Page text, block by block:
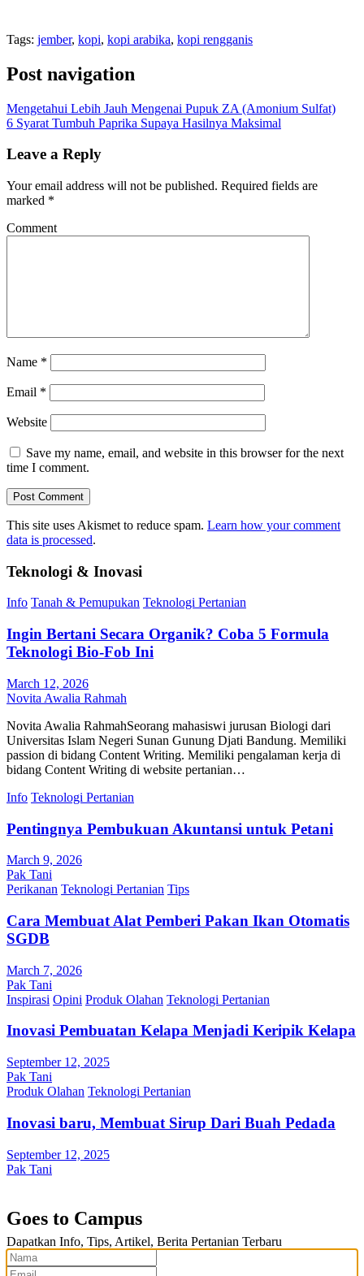
Tags: jember, kopi, kopi arabika, kopi rengganis
Post navigation
Mengetahui Lebih Jauh Mengenai Pupuk ZA (Amonium Sulfat)
6 Syarat Tumbuh Paprika Supaya Hasilnya Maksimal
Leave a Reply
Your email address will not be published. Required fields are
marked *
Comment
Name *
Email *
Website
Save my name, email, and website in this browser for the next
time I comment.
This site uses Akismet to reduce spam. Learn how your comment
data is processed.
Teknologi & Inovasi
Info Tanah & Pemupukan Teknologi Pertanian
Ingin Bertani Secara Organik? Coba 5 Formula
Teknologi Bio-Fob Ini
March 12, 2026
Novita Awalia Rahmah
Novita Awalia RahmahSeorang mahasiswi jurusan Biologi dari
Universitas Islam Negeri Sunan Gunung Djati Bandung. Memiliki
passion di bidang Content Writing. Memiliki pengalaman kerja di
bidang Content Writing di website pertanian…
Info Teknologi Pertanian
Pentingnya Pembukuan Akuntansi untuk Petani
March 9, 2026
Pak Tani
Perikanan Teknologi Pertanian Tips
Cara Membuat Alat Pemberi Pakan Ikan Otomatis
SGDB
March 7, 2026
Pak Tani
Inspirasi Opini Produk Olahan Teknologi Pertanian
Inovasi Pembuatan Kelapa Menjadi Keripik Kelapa
September 12, 2025
Pak Tani
Produk Olahan Teknologi Pertanian
Inovasi baru, Membuat Sirup Dari Buah Pedada
September 12, 2025
Pak Tani
Goes to Campus
Dapatkan Info, Tips, Artikel, Berita Pertanian Terbaru